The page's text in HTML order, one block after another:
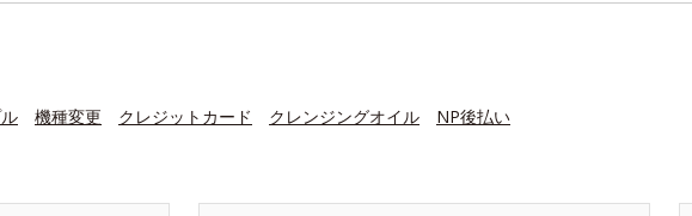
機種変更 クレジットカード クレンジングオイル NP後払い